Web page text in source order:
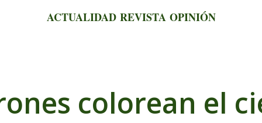
ACTUALIDAD REVISTA OPINIÓN
colorean el